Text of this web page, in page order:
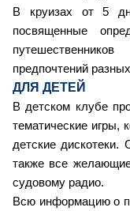
В круизах от 5
посвященные
предпочтений
ДЛЯ ДЕТЕЙ
В детском клубе
тематические игры,
детские
также все
судовому радио.
Всю информацию о